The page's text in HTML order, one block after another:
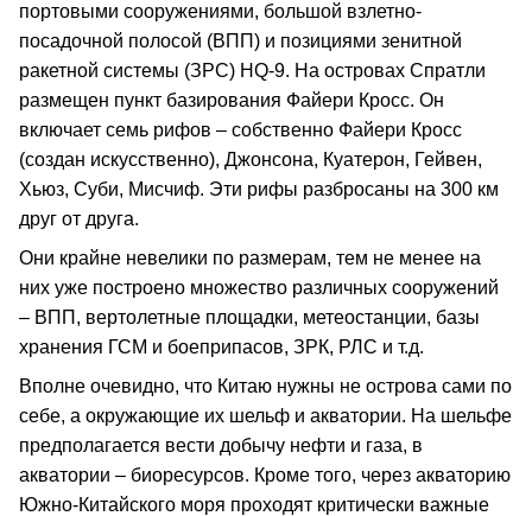
портовыми сооружениями, большой взлетно-
посадочной полосой (ВПП) и позициями зенитной
ракетной системы (ЗРС) HQ-9. На островах Спратли
размещен пункт базирования Файери Кросс. Он
включает семь рифов – собственно Файери Кросс
(создан искусственно), Джонсона, Куатерон, Гейвен,
Хьюз, Суби, Мисчиф. Эти рифы разбросаны на 300 км
друг от друга.
Они крайне невелики по размерам, тем не менее на
них уже построено множество различных сооружений
– ВПП, вертолетные площадки, метеостанции, базы
хранения ГСМ и боеприпасов, ЗРК, РЛС и т.д.
Вполне очевидно, что Китаю нужны не острова сами по
себе, а окружающие их шельф и акватории. На шельфе
предполагается вести добычу нефти и газа, в
акватории – биоресурсов. Кроме того, через акваторию
Южно-Китайского моря проходят критически важные